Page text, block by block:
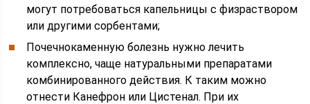
могут потребоваться капельницы с физраствором
или другими сорбентами;
Почечнокаменную болезнь нужно лечить
комплексно, чаще натуральными препаратами
комбинированного действия. К таким можно
отнести Канефрон или Цистенал. При их